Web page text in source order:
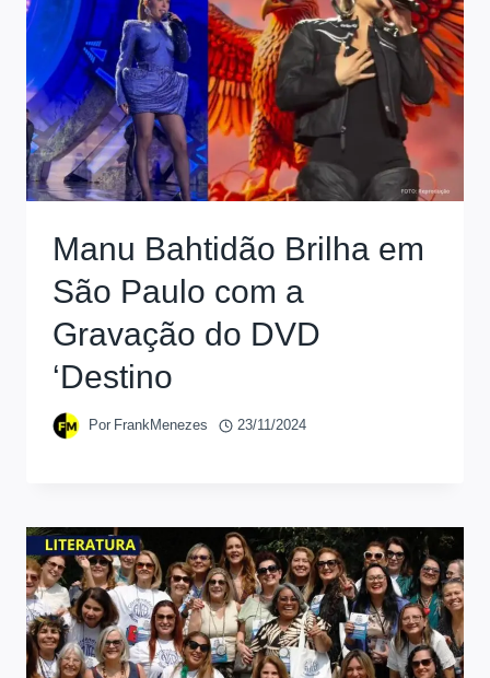
Manu Bahtidão Brilha em
São Paulo com a
Gravação do DVD
‘Destino
Por FrankMenezes 23/11/2024